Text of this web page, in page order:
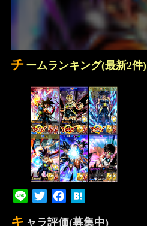
チ ームランキング(最新2件)
Line Twitter Facebook
キ ャラ評価(募集中)